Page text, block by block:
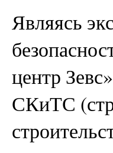
Являясь
центр
СКиТС